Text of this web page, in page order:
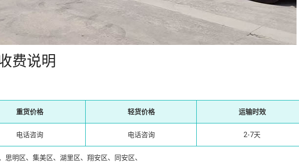
费说明
重货价格 轻货价格 运输时效
电话咨询 电话咨询 2-7天
思明区、集美区、湖里区、翔安区、同安区、